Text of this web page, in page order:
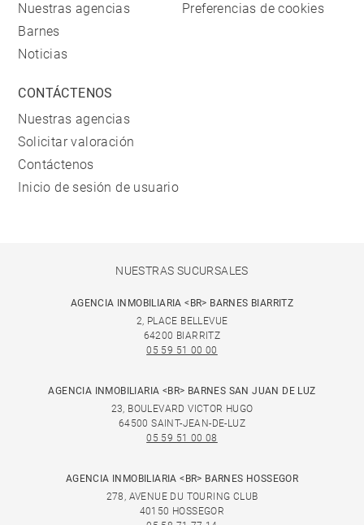
Nuestras agencias
Barnes
Noticias
Preferencias de cookies
CONTÁCTENOS
Nuestras agencias
Solicitar valoración
Contáctenos
Inicio de sesión de usuario
NUESTRAS SUCURSALES
AGENCIA INMOBILIARIA <BR> BARNES BIARRITZ
2, PLACE BELLEVUE
64200 BIARRITZ
05 59 51 00 00
AGENCIA INMOBILIARIA <BR> BARNES SAN JUAN DE LUZ
23, BOULEVARD VICTOR HUGO
64500 SAINT-JEAN-DE-LUZ
05 59 51 00 08
AGENCIA INMOBILIARIA <BR> BARNES HOSSEGOR
278, AVENUE DU TOURING CLUB
40150 HOSSEGOR